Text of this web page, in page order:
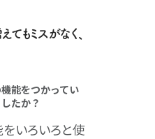
もミスがなく、
能をつかってい
たか？
いろいろと使